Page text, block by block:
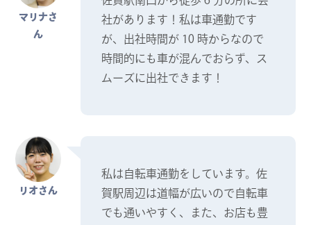
マリナさ
ん
社があります！私は車通勤です
が、出社時間が 10 時からなので
時間的にも車が混んでおらず、ス
ムーズに出社できます！
リオさん
私は自転車通勤をしています。佐
賀駅周辺は道幅が広いので自転車
でも通いやすく、また、お店も豊